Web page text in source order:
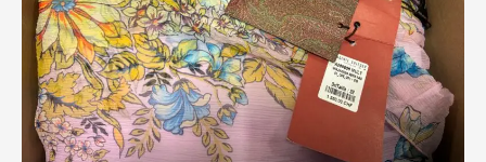
în
Australia
Modă
elvețiană
de
lux